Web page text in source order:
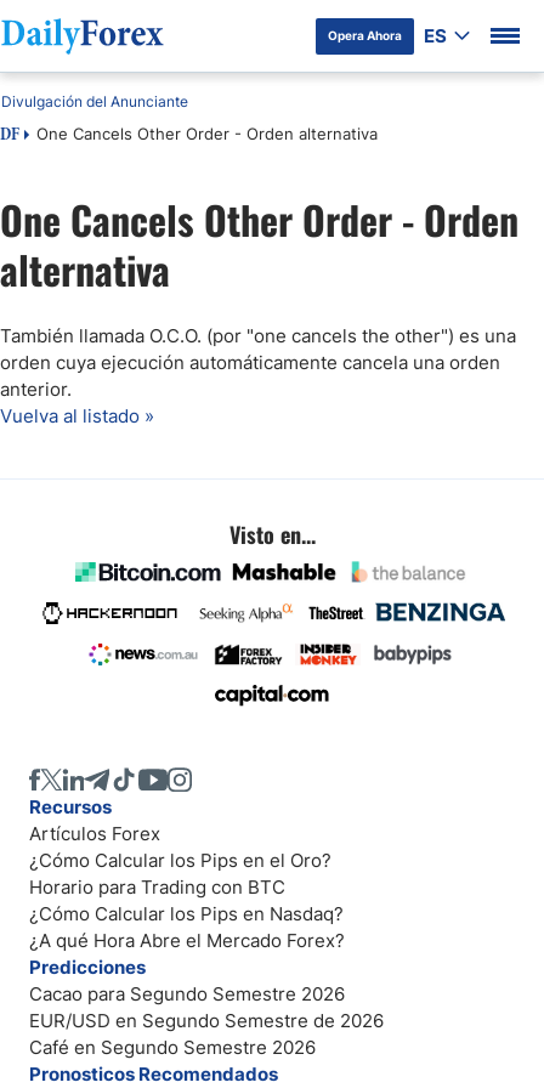
Opera Ahora ES
DF One Cancels Other Order - Orden alternativa
Divulgación del Anunciante
One Cancels Other Order - Orden
alternativa
También llamada O.C.O. (por "one cancels the other") es una
orden cuya ejecución automáticamente cancela una orden
anterior.
Vuelva al listado »
Visto en...
Recursos
Artículos Forex
¿Cómo Calcular los Pips en el Oro?
Horario para Trading con BTC
¿Cómo Calcular los Pips en Nasdaq?
¿A qué Hora Abre el Mercado Forex?
Predicciones
Cacao para Segundo Semestre 2026
EUR/USD en Segundo Semestre de 2026
Café en Segundo Semestre 2026
Pronosticos Recomendados